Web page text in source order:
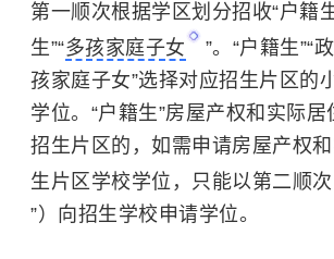
第一顺次根据学区划分招收“户籍
生”“多孩家庭子女
”。“户籍生”“
孩家庭子女”选择对应招生片区的
学位。“户籍生”房屋产权和实际
招生片区的，如需申请房屋产权
生片区学校学位，只能以第二顺次
”）向招生学校申请学位。